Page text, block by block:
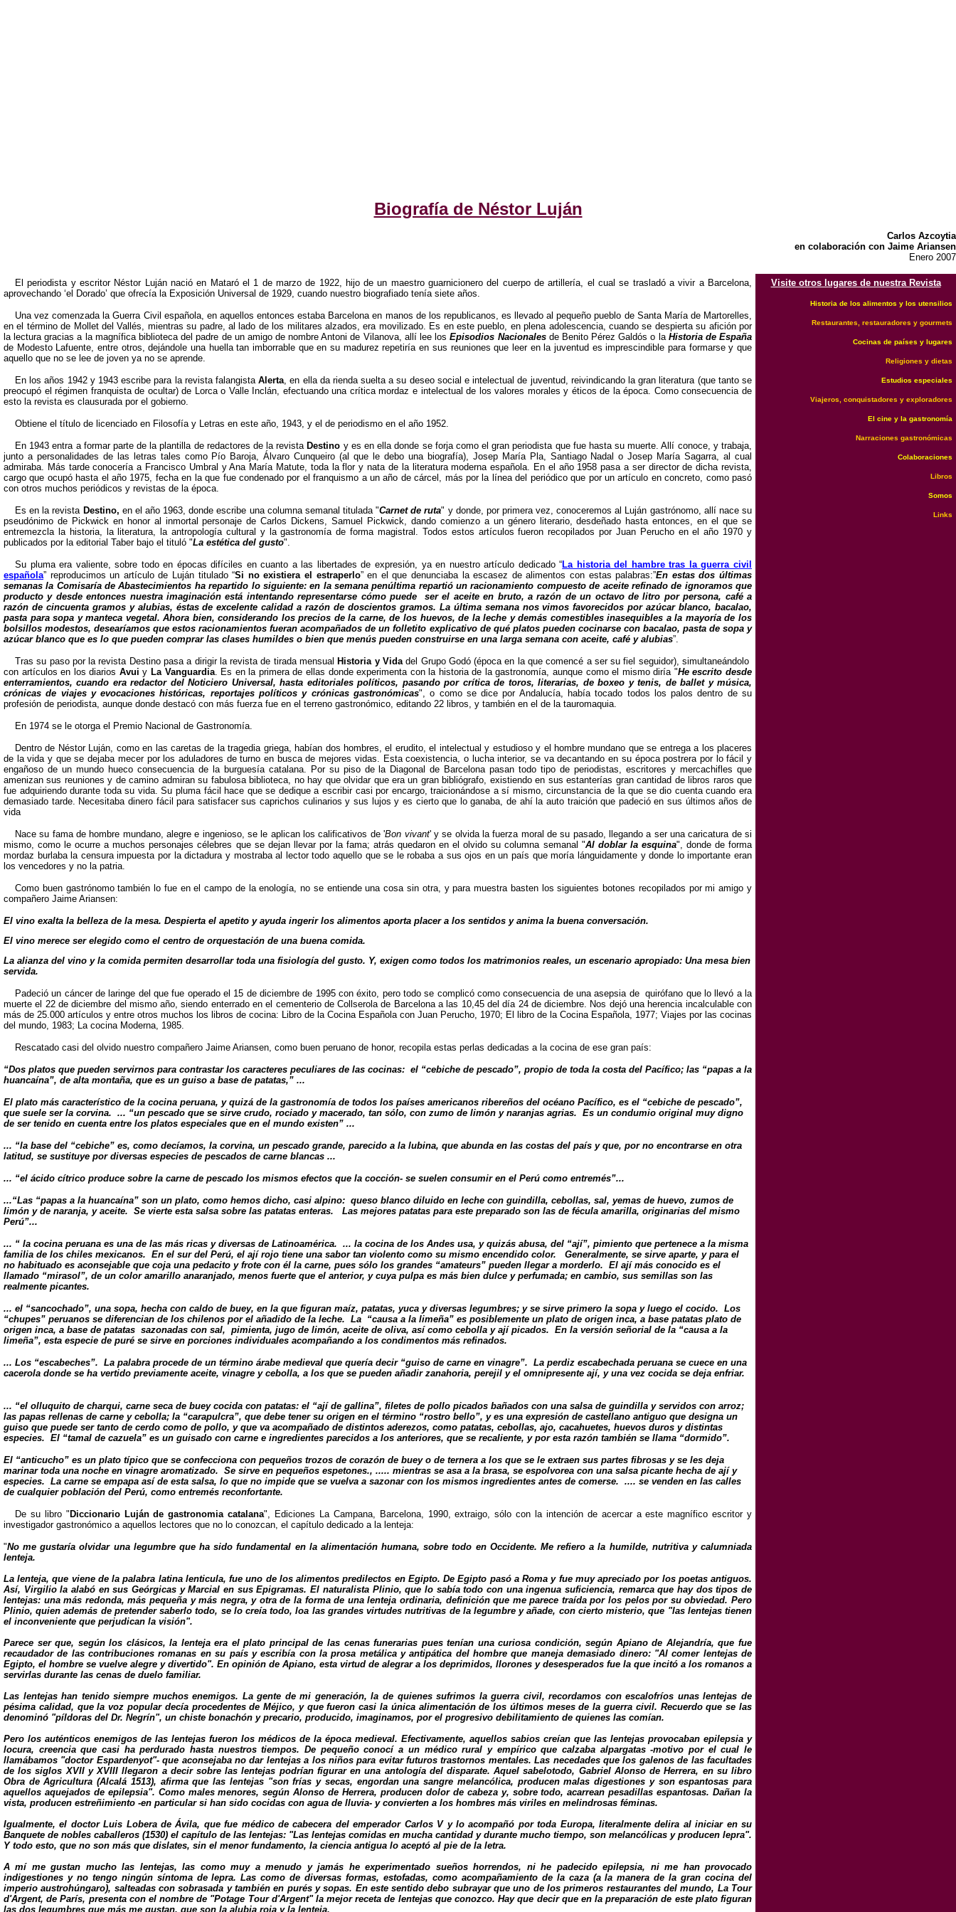
Biografía de Néstor Luján
Carlos Azcoytia
en colaboración con Jaime Ariansen
Enero 2007
El periodista y escritor Néstor Luján nació en Mataró el 1 de marzo de 1922, hijo de un maestro guarnicionero del cuerpo de artillería, el cual se trasladó a vivir a Barcelona,
aprovechando ‘el Dorado’ que ofrecía la Exposición Universal de 1929, cuando nuestro biografiado tenía siete años.
Una vez comenzada la Guerra Civil española, en aquellos entonces estaba Barcelona en manos de los republicanos, es llevado al pequeño pueblo de Santa María de Martorelles,
en el término de Mollet del Vallés, mientras su padre, al lado de los militares alzados, era movilizado. Es en este pueblo, en plena adolescencia, cuando se despierta su afición por
la lectura gracias a la magnífica biblioteca del padre de un amigo de nombre Antoni de Vilanova, allí lee losEpisodios Nacionalesde Benito Pérez Galdós o la Historia de España
de Modesto Lafuente, entre otros, dejándole una huella tan imborrable que en su madurez repetiría en sus reuniones que leer en la juventud es imprescindible para formarse y que
aquello que no se lee de joven ya no se aprende.
En los años 1942 y 1943 escribe para la revista falangistaAlerta, en ella da rienda suelta a su deseo social e intelectual de juventud, reivindicando la gran literatura (que tanto se
preocupó el régimen franquista de ocultar) de Lorca o Valle Inclán, efectuando una crítica mordaz e intelectual de los valores morales y éticos de la época. Como consecuencia de
esto la revista es clausurada por el gobierno.
Obtiene el título de licenciado en Filosofía y Letras en este año, 1943, y el de periodismo en el año 1952.
En 1943 entra a formar parte de la plantilla de redactores de la revista Destino y es en ella donde se forja como el gran periodista que fue hasta su muerte. Allí conoce, y trabaja,
junto a personalidades de las letras tales como Pío Baroja, Álvaro Cunqueiro (al que le debo una biografía), Josep María Pla, Santiago Nadal o Josep María Sagarra, al cual
admiraba. Más tarde conocería a Francisco Umbral y Ana María Matute, toda la flor y nata de la literatura moderna española. En el año 1958 pasa a ser director de dicha revista,
cargo que ocupó hasta el año 1975, fecha en la que fue condenado por el franquismo a un año de cárcel, más por la línea del periódico que por un artículo en concreto, como pasó
con otros muchos periódicos y revistas de la época.
Es en la revista Destino, en el año 1963, donde escribe una columna semanal titulada "Carnet de ruta" y donde, por primera vez, conoceremos al Luján gastrónomo, allí nace su
pseudónimo de Pickwick en honor al inmortal personaje de Carlos Dickens, Samuel Pickwick, dando comienzo a un género literario, desdeñado hasta entonces, en el que se
entremezcla la historia, la literatura, la antropología cultural y la gastronomía de forma magistral. Todos estos artículos fueron recopilados por Juan Perucho en el año 1970 y
publicados por la editorial Taber bajo el tituló "La estética del gusto".
Su pluma era valiente, sobre todo en épocas difíciles en cuanto a las libertades de expresión, ya en nuestro artículo dedicado “La historia del hambre tras la guerra civil
española” reproducimos un artículo de Luján titulado “Si no existiera el estraperlo” en el que denunciaba la escasez de alimentos con estas palabras:”En estas dos últimas
semanas la Comisaría de Abastecimientos ha repartido lo siguiente: en la semana penúltima repartió un racionamiento compuesto de aceite refinado de ignoramos que
producto y desde entonces nuestra imaginación está intentando representarse cómo puede ser el aceite en bruto, a razón de un octavo de litro por persona, café a
razón de cincuenta gramos y alubias, éstas de excelente calidad a razón de doscientos gramos. La última semana nos vimos favorecidos por azúcar blanco, bacalao,
pasta para sopa y manteca vegetal. Ahora bien, considerando los precios de la carne, de los huevos, de la leche y demás comestibles inasequibles a la mayoría de los
bolsillos modestos, desearíamos que estos racionamientos fueran acompañados de un folletito explicativo de qué platos pueden cocinarse con bacalao, pasta de sopa y
azúcar blanco que es lo que pueden comprar las clases humildes o bien que menús pueden construirse en una larga semana con aceite, café y alubias”.
Tras su paso por la revista Destino pasa a dirigir la revista de tirada mensual Historia y Vidadel Grupo Godó (época en la que comencé a ser su fiel seguidor), simultaneándolo
con artículos en los diarios Avui y La Vanguardia. Es en la primera de ellas donde experimenta con la historia de la gastronomía, aunque como el mismo diría "He escrito desde
enterramientos, cuando era redactor del Noticiero Universal, hasta editoriales políticos, pasando por crítica de toros, literarias, de boxeo y tenis, de ballet y música,
crónicas de viajes y evocaciones históricas, reportajes políticos y crónicas gastronómicas", o como se dice por Andalucía, había tocado todos los palos dentro de su
profesión de periodista, aunque donde destacó con más fuerza fue en el terreno gastronómico, editando 22 libros, y también en el de la tauromaquia.
En 1974 se le otorga el Premio Nacional de Gastronomía.
Dentro de Néstor Luján, como en las caretas de la tragedia griega, habían dos hombres, el erudito, el intelectual y estudioso y el hombre mundano que se entrega a los placeres
de la vida y que se dejaba mecer por los aduladores de turno en busca de mejores vidas. Esta coexistencia, o lucha interior, se va decantando en su época postrera por lo fácil y
engañoso de un mundo hueco consecuencia de la burguesía catalana. Por su piso de la Diagonal de Barcelona pasan todo tipo de periodistas, escritores y mercachifles que
amenizan sus reuniones y de camino admiran su fabulosa biblioteca, no hay que olvidar que era un gran bibliógrafo, existiendo en sus estanterías gran cantidad de libros raros que
fue adquiriendo durante toda su vida. Su pluma fácil hace que se dedique a escribir casi por encargo, traicionándose a sí mismo, circunstancia de la que se dio cuenta cuando era
demasiado tarde. Necesitaba dinero fácil para satisfacer sus caprichos culinarios y sus lujos y es cierto que lo ganaba, de ahí la auto traición que padeció en sus últimos años de
vida
Nace su fama de hombre mundano, alegre e ingenioso, se le aplican los calificativos de 'Bon vivant' y se olvida la fuerza moral de su pasado, llegando a ser una caricatura de si
mismo, como le ocurre a muchos personajes célebres que se dejan llevar por la fama; atrás quedaron en el olvido su columna semanal "Al doblar la esquina", donde de forma
mordaz burlaba la censura impuesta por la dictadura y mostraba al lector todo aquello que se le robaba a sus ojos en un país que moría lánguidamente y donde lo importante eran
los vencedores y no la patria.
Como buen gastrónomo también lo fue en el campo de la enología, no se entiende una cosa sin otra, y para muestra basten los siguientes botones recopilados por mi amigo y
compañero Jaime Ariansen:
El vino exalta la belleza de la mesa. Despierta el apetito y ayuda ingerir los alimentos aporta placer a los sentidos y anima la buena conversación.
El vino merece ser elegido como el centro de orquestación de una buena comida.
La alianza del vino y la comida permiten desarrollar toda una fisiología del gusto. Y, exigen como todos los matrimonios reales, un escenario apropiado: Una mesa bien
servida.
Padeció un cáncer de laringe del que fue operado el 15 de diciembre de 1995 con éxito, pero todo se complicó como consecuencia de una asepsia de quirófano que lo llevó a la
muerte el 22 de diciembre del mismo año, siendo enterrado en el cementerio de Collserola de Barcelona a las 10,45 del día 24 de diciembre. Nos dejó una herencia incalculable con
más de 25.000 artículos y entre otros muchos los libros de cocina: Libro de la Cocina Española con Juan Perucho, 1970; El libro de la Cocina Española, 1977; Viajes por las cocinas
del mundo, 1983; La cocina Moderna, 1985.
Rescatado casi del olvido nuestro compañero Jaime Ariansen, como buen peruano de honor, recopila estas perlas dedicadas a la cocina de ese gran país:
“Dos platos que pueden servirnos para contrastar los caracteres peculiares de las cocinas: el “cebiche de pescado”, propio de toda la costa del Pacífico; las “papas a la
huancaína”, de alta montaña, que es un guiso a base de patatas,” ...
El plato más característico de la cocina peruana, y quizá de la gastronomía de todos los países americanos ribereños del océano Pacífico, es el “cebiche de pescado”,
que suele ser la corvina. ... “un pescado que se sirve crudo, rociado y macerado, tan sólo, con zumo de limón y naranjas agrias. Es un condumio original muy digno
de ser tenido en cuenta entre los platos especiales que en el mundo existen” ...
... “la base del “cebiche” es, como decíamos, la corvina, un pescado grande, parecido a la lubina, que abunda en las costas del país y que, por no encontrarse en otra
latitud, se sustituye por diversas especies de pescados de carne blancas ...
... “el ácido cítrico produce sobre la carne de pescado los mismos efectos que la cocción- se suelen consumir en el Perú como entremés”...
...“Las “papas a la huancaína” son un plato, como hemos dicho, casi alpino: queso blanco diluido en leche con guindilla, cebollas, sal, yemas de huevo, zumos de
limón y de naranja, y aceite. Se vierte esta salsa sobre las patatas enteras. Las mejores patatas para este preparado son las de fécula amarilla, originarias del mismo
Perú”...
... “ la cocina peruana es una de las más ricas y diversas de Latinoamérica. ... la cocina de los Andes usa, y quizás abusa, del “ají”, pimiento que pertenece a la misma
familia de los chiles mexicanos. En el sur del Perú, el ají rojo tiene una sabor tan violento como su mismo encendido color. Generalmente, se sirve aparte, y para el
no habituado es aconsejable que coja una pedacito y frote con él la carne, pues sólo los grandes “amateurs” pueden llegar a morderlo. El ají más conocido es el
llamado “mirasol”, de un color amarillo anaranjado, menos fuerte que el anterior, y cuya pulpa es más bien dulce y perfumada; en cambio, sus semillas son las
realmente picantes.
... el “sancochado”, una sopa, hecha con caldo de buey, en la que figuran maíz, patatas, yuca y diversas legumbres; y se sirve primero la sopa y luego el cocido. Los
“chupes” peruanos se diferencian de los chilenos por el añadido de la leche. La “causa a la limeña” es posiblemente un plato de origen inca, a base patatas plato de
origen inca, a base de patatas sazonadas con sal, pimienta, jugo de limón, aceite de oliva, así como cebolla y ají picados. En la versión señorial de la “causa a la
limeña”, esta especie de puré se sirve en porciones individuales acompañando a los condimentos más refinados.
... Los “escabeches”. La palabra procede de un término árabe medieval que quería decir “guiso de carne en vinagre”. La perdiz escabechada peruana se cuece en una
cacerola donde se ha vertido previamente aceite, vinagre y cebolla, a los que se pueden añadir zanahoria, perejil y el omnipresente ají, y una vez cocida se deja enfriar.
... “el olluquito de charqui, carne seca de buey cocida con patatas: el “ají de gallina”, filetes de pollo picados bañados con una salsa de guindilla y servidos con arroz;
las papas rellenas de carne y cebolla; la “carapulcra”, que debe tener su origen en el término “rostro bello”, y es una expresión de castellano antiguo que designa un
guiso que puede ser tanto de cerdo como de pollo, y que va acompañado de distintos aderezos, como patatas, cebollas, ajo, cacahuetes, huevos duros y distintas
especies. El “tamal de cazuela” es un guisado con carne e ingredientes parecidos a los anteriores, que se recaliente, y por esta razón también se llama “dormido”.
El “anticucho” es un plato típico que se confecciona con pequeños trozos de corazón de buey o de ternera a los que se le extraen sus partes fibrosas y se les deja
marinar toda una noche en vinagre aromatizado. Se sirve en pequeños espetones., ..... mientras se asa a la brasa, se espolvorea con una salsa picante hecha de ají y
especies. La carne se empapa así de esta salsa, lo que no impide que se vuelva a sazonar con los mismos ingredientes antes de comerse. .... se venden en las calles
de cualquier población del Perú, como entremés reconfortante.
De su libro " DiccionarioLuján de gastronomia catalana", Ediciones La Campana, Barcelona, 1990, extraigo, sólo con la intención de acercar a este magnífico escritor y
investigador gastronómico a aquellos lectores que no lo conozcan, el capítulo dedicado a la lenteja:
"No me gustaría olvidar una legumbre que ha sido fundamental en la alimentación humana, sobre todo en Occidente. Me refiero a la humilde, nutritiva y calumniada
lenteja.
La lenteja, que viene de la palabra latina lenticula, fue uno de los alimentos predilectos en Egipto. De Egipto pasó a Roma y fue muy apreciado por los poetas antiguos.
Así, Virgilio la alabó en sus Geórgicas y Marcial en sus Epigramas. El naturalista Plinio, que lo sabía todo con una ingenua suficiencia, remarca que hay dos tipos de
lentejas: una más redonda, más pequeña y más negra, y otra de la forma de una lenteja ordinaria, definición que me parece traída por los pelos por su obviedad. Pero
Plinio, quien además de pretender saberlo todo, se lo creía todo, loa las grandes virtudes nutritivas de la legumbre y añade, con cierto misterio, que "las lentejas tienen
el inconveniente que perjudican la visión".
Parece ser que, según los clásicos, la lenteja era el plato principal de las cenas funerarias pues tenían una curiosa condición, según Apiano de Alejandría, que fue
recaudador de las contribuciones romanas en su país y escribía con la prosa metálica y antipática del hombre que maneja demasiado dinero: "Al comer lentejas de
Egipto, el hombre se vuelve alegre y divertido". En opinión de Apiano, esta virtud de alegrar a los deprimidos, llorones y desesperados fue la que incitó a los romanos a
servirlas durante las cenas de duelo familiar.
Las lentejas han tenido siempre muchos enemigos. La gente de mi generación, la de quienes sufrimos la guerra civil, recordamos con escalofríos unas lentejas de
pésima calidad, que la voz popular decía procedentes de Méjico, y que fueron casi la única alimentación de los últimos meses de la guerra civil. Recuerdo que se las
denominó "píldoras del Dr. Negrín", un chiste bonachón y precario, producido, imaginamos, por el progresivo debilitamiento de quienes las comían.
Pero los auténticos enemigos de las lentejas fueron los médicos de la época medieval. Efectivamente, aquellos sabios creían que las lentejas provocaban epilepsia y
locura, creencia que casi ha perdurado hasta nuestros tiempos. De pequeño conocí a un médico rural y empírico que calzaba alpargatas -motivo por el cual le
llamábamos "doctor Espardenyot"- que aconsejaba no dar lentejas a los niños para evitar futuros trastornos mentales. Las necedades que los galenos de las facultades
de los siglos XVII y XVIII llegaron a decir sobre las lentejas podrían figurar en una antología del disparate. Aquel sabelotodo, Gabriel Alonso de Herrera, en su libro
Obra de Agricultura (Alcalá 1513), afirma que las lentejas "son frías y secas, engordan una sangre melancólica, producen malas digestiones y son espantosas para
aquellos aquejados de epilepsia". Como males menores, según Alonso de Herrera, producen dolor de cabeza y, sobre todo, acarrean pesadillas espantosas. Dañan la
vista, producen estreñimiento -en particular si han sido cocidas con agua de lluvia- y convierten a los hombres más viriles en melindrosas féminas.
Igualmente, el doctor Luis Lobera de Ávila, que fue médico de cabecera del emperador Carlos V y lo acompañó por toda Europa, literalmente delira al iniciar en su
Banquete de nobles caballeros (1530) el capítulo de las lentejas: "Las lentejas comidas en mucha cantidad y durante mucho tiempo, son melancólicas y producen lepra".
Y todo esto, que no son más que dislates, sin el menor fundamento, la ciencia antigua lo aceptó al pie de la letra.
A mí me gustan mucho las lentejas, las como muy a menudo y jamás he experimentado sueños horrendos, ni he padecido epilepsia, ni me han provocado
indigestiones y no tengo ningún síntoma de lepra. Las como de diversas formas, estofadas, como acompañamiento de la caza (a la manera de la gran cocina del
imperio austrohúngaro), salteadas con sobrasada y también en purés y sopas. En este sentido debo subrayar que uno de los primeros restaurantes del mundo, La Tour
d'Argent, de París, presenta con el nombre de "Potage Tour d'Argent" la mejor receta de lentejas que conozco. Hay que decir que en la preparación de este plato figuran
las dos legumbres que más me gustan, que son la alubia roja y la lenteja.
Visite otros lugares de nuestra Revista
Historia de los alimentos y los utensilios
Restaurantes, restauradores y gourmets
Cocinas de países y lugares
Religiones y dietas
Estudios especiales
Viajeros, conquistadores y exploradores
El cine y la gastronomía
Narraciones gastronómicas
Colaboraciones
Libros
Somos
Links